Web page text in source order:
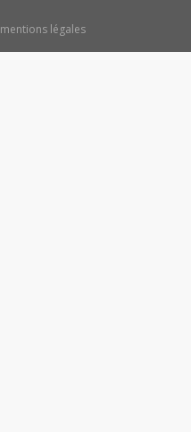
mentions légales